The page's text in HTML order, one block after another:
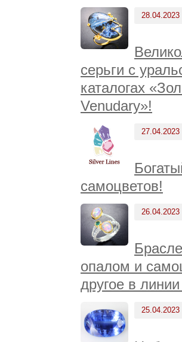
28.04.2023
серьги с
каталогах
Venudary»!
27.04.2023
самоцветов!
26.04.2023
опалом и
другое в
25.04.2023